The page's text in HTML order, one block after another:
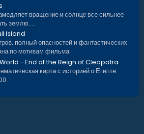
вращение и солнце все сильнее
землю.....
Island
полный опасностей и фантастических
по мотивам фильма.
- End of the Reign of Cleopatra
карта с историей о Египте.